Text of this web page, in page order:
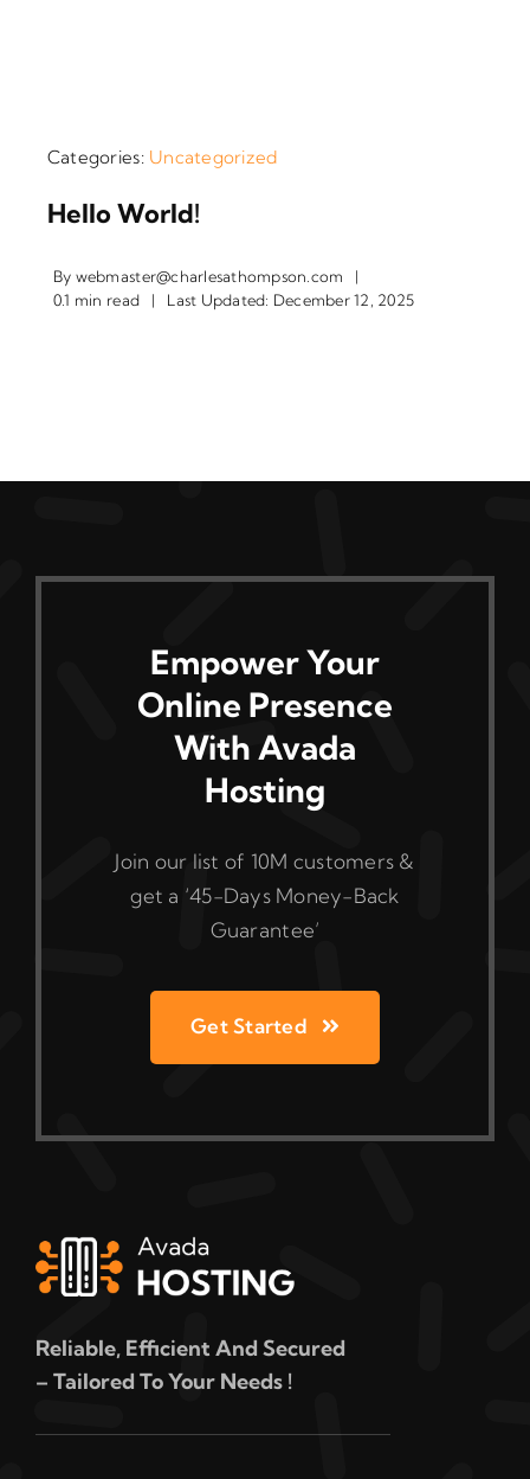
Categories: Uncategorized
Hello World!
By webmaster@charlesathompson.com
|
0.1 min read
| Last Updated: December 12, 2025
Empower Your
Online Presence
With Avada
Hosting
Join our list of 10M customers &
get a ‘45-Days Money-Back
Guarantee’
Get Started
Reliable, Efficient And Secured
– Tailored To Your Needs !